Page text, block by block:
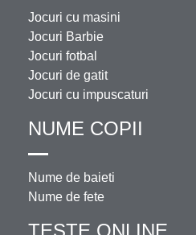
Jocuri cu masini
Jocuri Barbie
Jocuri fotbal
Jocuri de gatit
Jocuri cu impuscaturi
NUME COPII
Nume de baieti
Nume de fete
TESTE ONLINE